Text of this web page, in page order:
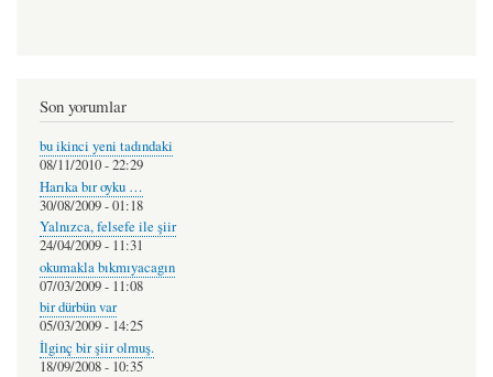
Son yorumlar
bu ikinci yeni tadındaki
08/11/2010 - 22:29
Harıka bır oyku …
30/08/2009 - 01:18
Yalnızca, felsefe ile şiir
24/04/2009 - 11:31
okumakla bıkmıyacagın
07/03/2009 - 11:08
bir dürbün var
05/03/2009 - 14:25
İlginç bir şiir olmuş.
18/09/2008 - 10:35